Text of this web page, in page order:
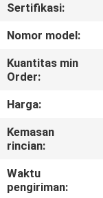
TUR
PABRIK
KONTROL
KUALITAS
HUBUNGI
KAMI
Sertifikasi:
Nomor model:
Kuantitas min
Order:
Harga:
Kemasan
rincian:
Waktu
pengiriman: